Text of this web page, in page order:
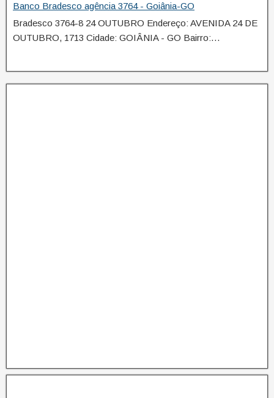
Banco Bradesco agência 3764 - Goiânia-GO
Bradesco 3764-8 24 OUTUBRO Endereço: AVENIDA 24 DE
OUTUBRO, 1713 Cidade: GOIÂNIA - GO Bairro:…